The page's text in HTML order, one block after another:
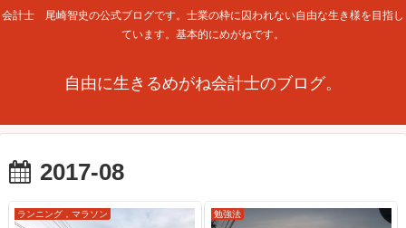
会計士 尾崎智史の公式ブログです。士業の枠に囚われない自由な生き様を目指し
ています。基本的にめがねです。
自由に生きるめがね会計士のブログ。
2017-08
ランニング，マラソン 勉強法